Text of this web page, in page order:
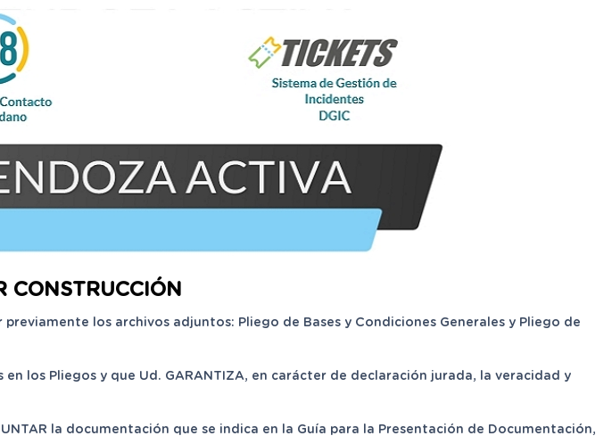
CONSTRUCCIÓN
los archivos adjuntos: Pliego de Bases y Condiciones Generales y Pliego de
los Pliegos y que Ud. GARANTIZA, en carácter de declaración jurada, la veracidad y
la documentación que se indica en la Guía para la Presentación de Documentación,